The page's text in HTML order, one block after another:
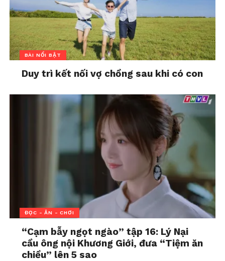
những quy tắc thường
gặp trong mối quan hệ
In "Bài nổi bật"
BÀI NỔI BẬT
Duy trì kết nối vợ chồng sau khi có con
ĐỌC - ĂN - CHƠI
“Cạm bẫy ngọt ngào” tập 16: Lý Nại
cầu ông nội Khương Giới, đưa “Tiệm ăn
chiều” lên 5 sao